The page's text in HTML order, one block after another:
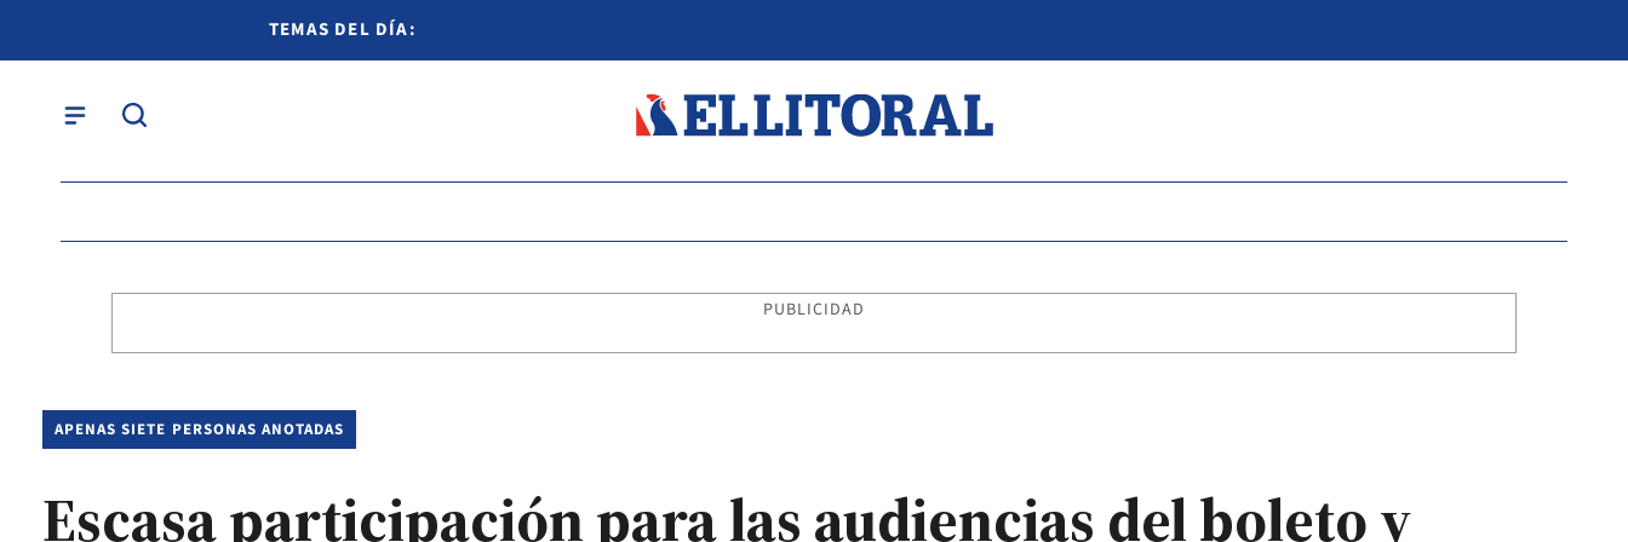
TEMAS DEL DÍA:
PUBLICIDAD
APENAS SIETE PERSONAS ANOTADAS
Escasa participación para las audiencias del boleto y